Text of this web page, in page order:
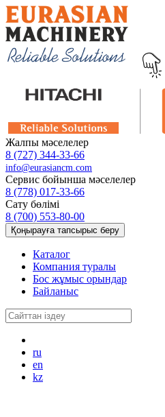
Жалпы мәселелер
8 (727) 344-33-66
info@eurasiancm.com
Сервис бойынша мәселелер
8 (778) 017-33-66
Сату бөлімі
8 (700) 553-80-00
Қоңырауға тапсырыс беру
Каталог
Компания туралы
Бос жұмыс орындар
Байланыс
ru
en
kz